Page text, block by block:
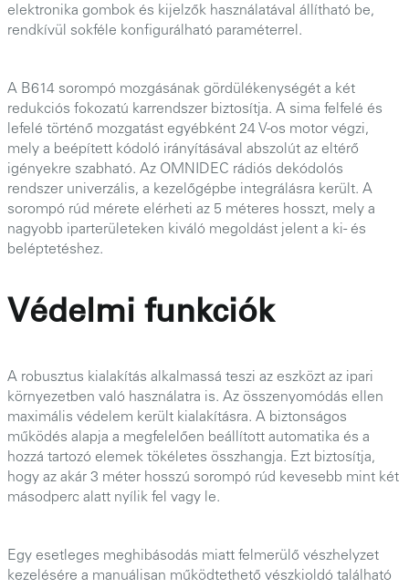
elektronika gombok és kijelzők használatával állítható be,
rendkívül sokféle konfigurálható paraméterrel.
A B614 sorompó mozgásának gördülékenységét a két
redukciós fokozatú karrendszer biztosítja. A sima felfelé és
lefelé történő mozgatást egyébként 24 V-os motor végzi,
mely a beépített kódoló irányításával abszolút az eltérő
igényekre szabható. Az OMNIDEC rádiós dekódolós
rendszer univerzális, a kezelőgépbe integrálásra került. A
sorompó rúd mérete elérheti az 5 méteres hosszt, mely a
nagyobb iparterületeken kiváló megoldást jelent a ki- és
beléptetéshez.
Védelmi funkciók
A robusztus kialakítás alkalmassá teszi az eszközt az ipari
környezetben való használatra is. Az összenyomódás ellen
maximális védelem került kialakításra. A biztonságos
működés alapja a megfelelően beállított automatika és a
hozzá tartozó elemek tökéletes összhangja. Ezt biztosítja,
hogy az akár 3 méter hosszú sorompó rúd kevesebb mint két
másodperc alatt nyílik fel vagy le.
Egy esetleges meghibásodás miatt felmerülő vészhelyzet
kezelésére a manuálisan működtethető vészkioldó található